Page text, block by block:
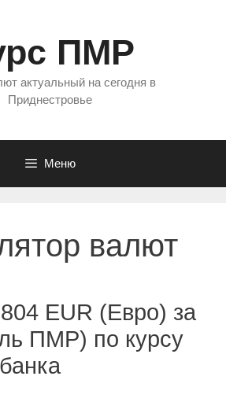
ПМР
актуальный на сегодня в
Приднестровье
Меню
валют
EUR (Евро) за
ПМР) по курсу